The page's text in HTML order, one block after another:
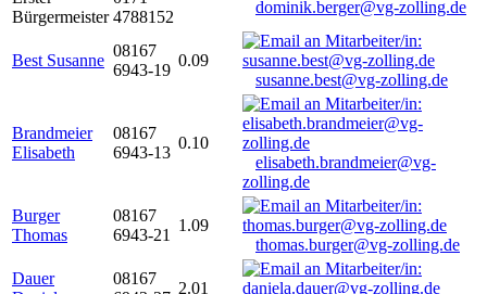
Bürgermeister 4788152
dominik.berger@vg-zolling.de
Best Susanne
08167
6943-19
0.09
susanne.best@vg-zolling.de
Brandmeier
Elisabeth
08167
6943-13
0.10
elisabeth.brandmeier@vg-
zolling.de
Burger
Thomas
08167
6943-21
1.09
thomas.burger@vg-zolling.de
Dauer
08167
2.01